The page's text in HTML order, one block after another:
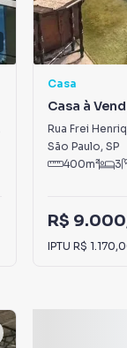
Casa
Casa à
Água
Rua Frei
São Paulo, SP
400m² 3
R$
IPTU R$